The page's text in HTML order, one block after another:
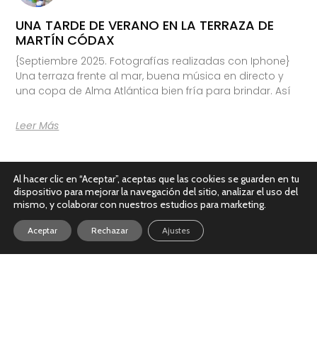
UNA TARDE DE VERANO EN LA TERRAZA DE
MARTÍN CÓDAX
{Septiembre 2025. Fotografías realizadas con Iphone}
Una terraza frente al mar, buena música en directo y
una copa de Alma Atlántica bien fría para brindar. Así
Leer Más
Al hacer clic en “Aceptar”, aceptas que las cookies se guarden en tu
dispositivo para mejorar la navegación del sitio, analizar el uso del
mismo, y colaborar con nuestros estudios para marketing.
Aceptar Rechazar Ajustes